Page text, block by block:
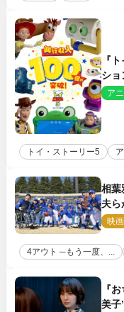
『ト
ショ
リー
ア
トイ・ストーリー5
相葉
夫ら
イベ
映画
4アウト ─もう一度、...
『
美子